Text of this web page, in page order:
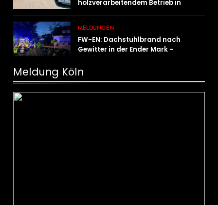
holzverarbeitendem Betrieb in
MELDUNGEN
FW-EN: Dachstuhlbrand nach
Gewitter in der Ender Mark –
Brandausbreitung
Meldung Köln